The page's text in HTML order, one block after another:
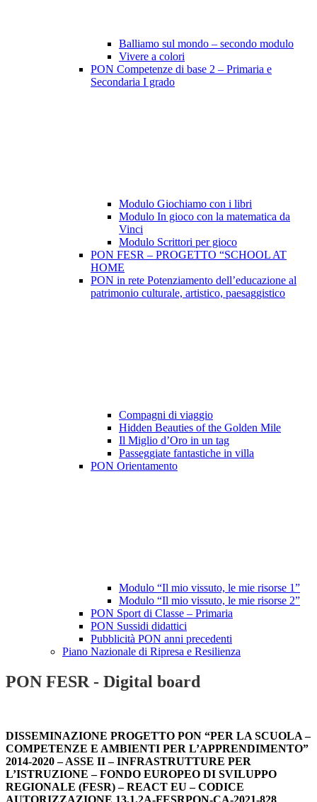
Balliamo sul mondo – secondo modulo
Vivere a colori
PON Competenze di base 2 – Primaria e
Secondaria I grado
Modulo Giochiamo con i libri
Modulo In gioco con la matematica da
Vinci
Modulo Scrittori per gioco
PON FESR – PROGETTO “SCHOOL AT
HOME
PON in rete Potenziamento dell’educazione al
patrimonio culturale, artistico, paesaggistico
Compagni di viaggio
Hidden Beauties of the Golden Mile
Il Miglio d’Oro in un tag
Passeggiate fantastiche in villa
PON Orientamento
Modulo “Il mio vissuto, le mie risorse 1”
Modulo “Il mio vissuto, le mie risorse 2”
PON Sport di Classe – Primaria
PON Sussidi didattici
Pubblicità PON anni precedenti
Piano Nazionale di Ripresa e Resilienza
PON FESR - Digital board
DISSEMINAZIONE PROGETTO PON “PER LA SCUOLA –
COMPETENZE E AMBIENTI PER L’APPRENDIMENTO”
2014-2020 – ASSE II – INFRASTRUTTURE PER
L’ISTRUZIONE – FONDO EUROPEO DI SVILUPPO
REGIONALE (FESR) – REACT EU – CODICE